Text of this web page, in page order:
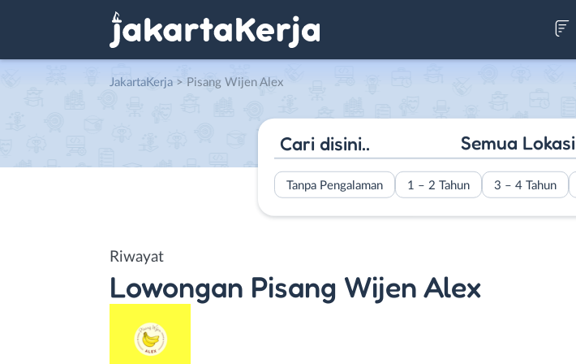
JakartaKerja > Pisang Wijen Alex
Semua Lokasi
Tanpa Pengalaman 1 – 2 Tahun 3 – 4 Tahun
Riwayat
Lowongan Pisang Wijen Alex